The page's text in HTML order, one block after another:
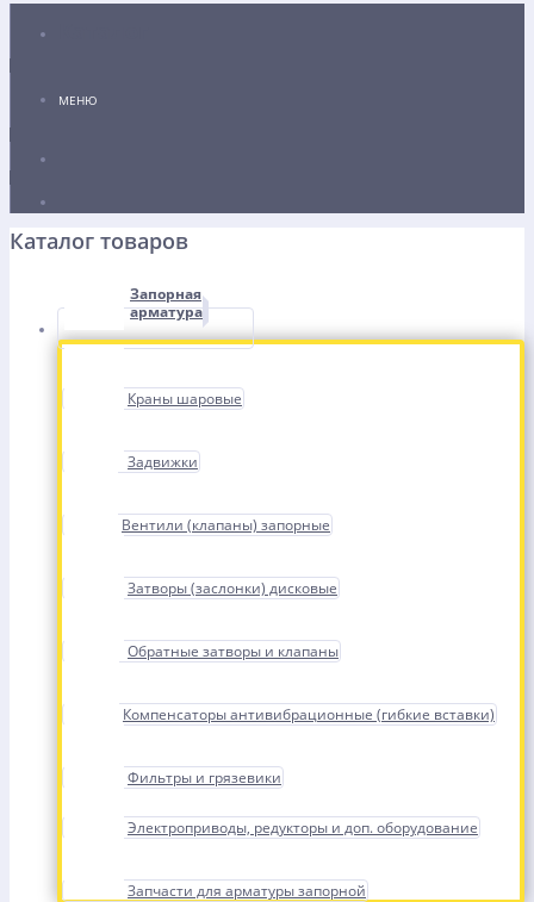
МЕНЮ
Каталог товаров
Запорная
арматура
Краны шаровые
Задвижки
Вентили (клапаны) запорные
Затворы (заслонки) дисковые
Обратные затворы и клапаны
Компенсаторы антивибрационные (гибкие вставки)
Фильтры и грязевики
Электроприводы, редукторы и доп. оборудование
Запчасти для арматуры запорной